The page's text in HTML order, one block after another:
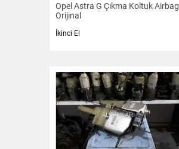
Opel Astra G Çıkma Koltuk Airbag
Orijinal
İkinci El